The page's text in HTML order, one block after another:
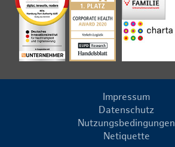
Impressum
Datenschutz
Nutzungsbedingungen
Netiquette